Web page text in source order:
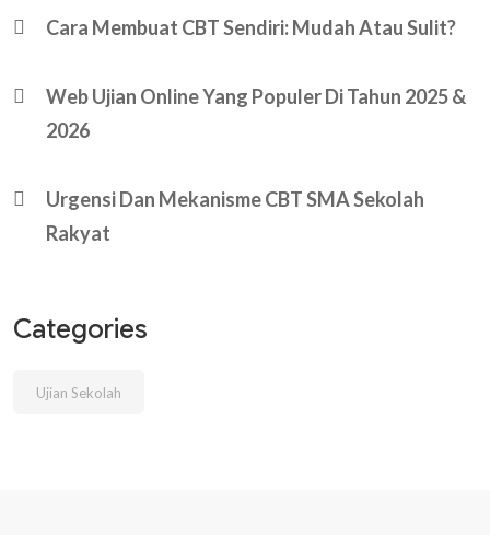
Cara Membuat CBT Sendiri: Mudah Atau Sulit?
Web Ujian Online Yang Populer Di Tahun 2025 &
2026
Urgensi Dan Mekanisme CBT SMA Sekolah
Rakyat
Categories
Ujian Sekolah